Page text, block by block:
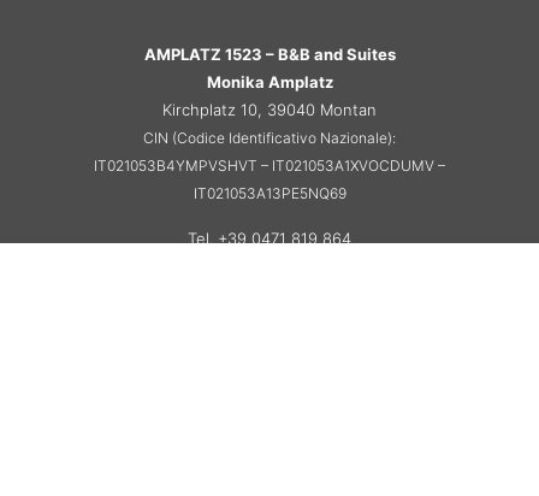
AMPLATZ 1523 – B&B and Suites
Monika Amplatz
Kirchplatz 10, 39040 Montan
CIN (Codice Identificativo Nazionale):
IT021053B4YMPVSHVT – IT021053A1XVOCDUMV –
IT021053A13PE5NQ69
Tel. +39 0471 819 864